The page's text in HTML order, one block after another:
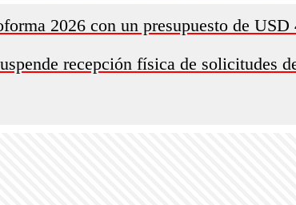
2026 con un presupuesto de
recepción física de solicitudes